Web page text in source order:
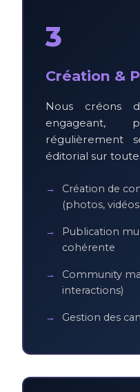
3
Création &
Nous créons
engageant,
régulièrement
éditorial sur
Création de
(photos,
Publication
cohérente
Community
interactions)
Gestion des